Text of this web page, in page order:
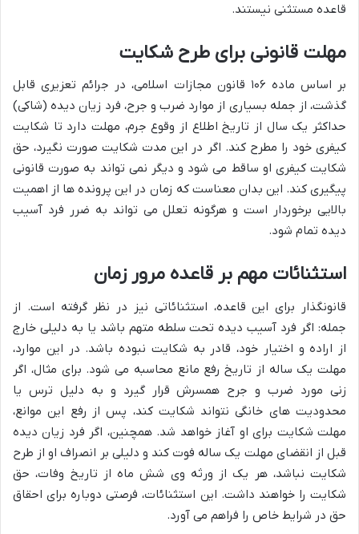
قاعده مستثنی نیستند.
مهلت قانونی برای طرح شکایت
بر اساس ماده ۱۰۶ قانون مجازات اسلامی، در جرائم تعزیری قابل
گذشت، از جمله بسیاری از موارد ضرب و جرح، فرد زیان دیده (شاکی)
حداکثر یک سال از تاریخ اطلاع از وقوع جرم، مهلت دارد تا شکایت
کیفری خود را مطرح کند. اگر در این مدت شکایت صورت نگیرد، حق
شکایت کیفری او ساقط می شود و دیگر نمی تواند به صورت قانونی
پیگیری کند. این بدان معناست که زمان در این پرونده ها از اهمیت
بالایی برخوردار است و هرگونه تعلل می تواند به ضرر فرد آسیب
دیده تمام شود.
استثنائات مهم بر قاعده مرور زمان
قانونگذار برای این قاعده، استثنائاتی نیز در نظر گرفته است. از
جمله: اگر فرد آسیب دیده تحت سلطه متهم باشد یا به دلیلی خارج
از اراده و اختیار خود، قادر به شکایت نبوده باشد. در این موارد،
مهلت یک ساله از تاریخ رفع مانع محاسبه می شود. برای مثال، اگر
زنی مورد ضرب و جرح همسرش قرار گیرد و به دلیل ترس یا
محدودیت های خانگی نتواند شکایت کند، پس از رفع این موانع،
مهلت شکایت برای او آغاز خواهد شد. همچنین، اگر فرد زیان دیده
قبل از انقضای مهلت یک ساله فوت کند و دلیلی بر انصراف او از طرح
شکایت نباشد، هر یک از ورثه وی شش ماه از تاریخ وفات، حق
شکایت را خواهند داشت. این استثنائات، فرصتی دوباره برای احقاق
حق در شرایط خاص را فراهم می آورد.